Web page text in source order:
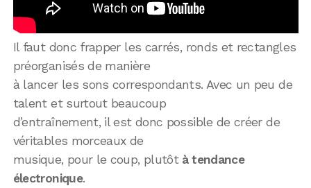
Il faut donc frapper les carrés, ronds et rectangles
préorganisés de manière
à lancer les sons correspondants. Avec un peu de
talent et surtout beaucoup
d’entraînement, il est donc possible de créer de
véritables morceaux de
musique, pour le coup, plutôt à tendance
électronique.